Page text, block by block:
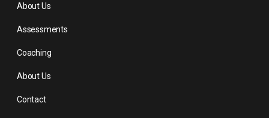
About Us
Assessments
Coaching
About Us
Contact